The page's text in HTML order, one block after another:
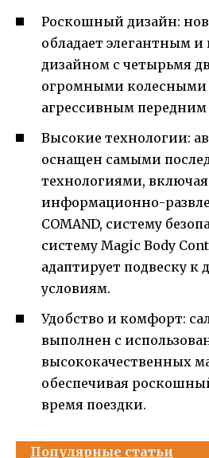
Роскошный дизайн:
обладает элегантным
дизайном с четырьмя
огромными колесными
агрессивным
Высокие технологии:
оснащен самыми
технологиями,
информационно-
COMAND, систему
систему Magic Body
адаптирует подвеску
условиям.
Удобство и комфорт:
выполнен с
высококачественных
обеспечивая
время поездки.
Популярные статьи